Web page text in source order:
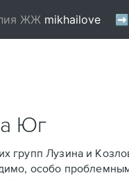
Юг
Лузина и
особо